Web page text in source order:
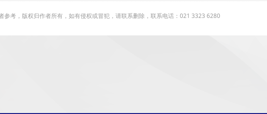
参考，版权归作者所有，如有侵权或冒犯，请联系删除，联系电话：021 3323 6280